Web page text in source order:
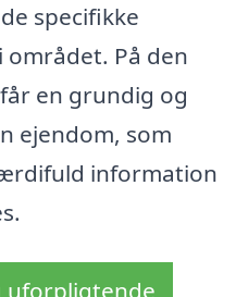
specifikke
På den
en grundig og
ejendom, som
information
uforpligtende